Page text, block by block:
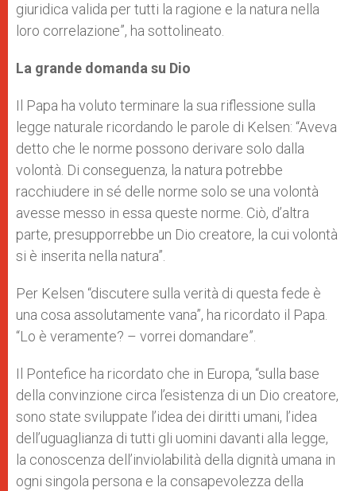
giuridica valida per tutti la ragione e la natura nella
loro correlazione”, ha sottolineato.
La grande domanda su Dio
Il Papa ha voluto terminare la sua riflessione sulla
legge naturale ricordando le parole di Kelsen: “Aveva
detto che le norme possono derivare solo dalla
volontà. Di conseguenza, la natura potrebbe
racchiudere in sé delle norme solo se una volontà
avesse messo in essa queste norme. Ciò, d’altra
parte, presupporrebbe un Dio creatore, la cui volontà
si è inserita nella natura”.
Per Kelsen “discutere sulla verità di questa fede è
una cosa assolutamente vana”, ha ricordato il Papa.
“Lo è veramente? – vorrei domandare”.
Il Pontefice ha ricordato che in Europa, “sulla base
della convinzione circa l’esistenza di un Dio creatore,
sono state sviluppate l’idea dei diritti umani, l’idea
dell’uguaglianza di tutti gli uomini davanti alla legge,
la conoscenza dell’inviolabilità della dignità umana in
ogni singola persona e la consapevolezza della